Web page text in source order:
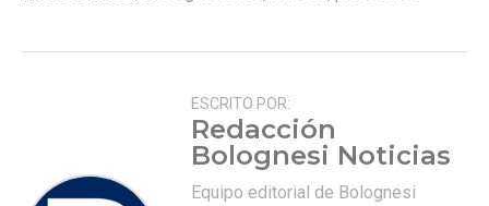
ESCRITO POR:
Redacción
Bolognesi Noticias
Equipo editorial de Bolognesi